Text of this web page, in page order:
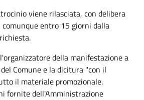
viene rilasciata, con delibera
entro 15 giorni dalla
della manifestazione a
Comune e la dicitura "con il
il materiale promozionale.
fornite dell'Amministrazione